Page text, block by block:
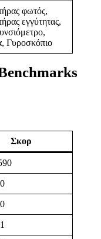
φωτός,
εγγύτητας,
Γυροσκόπιο
Σκορ